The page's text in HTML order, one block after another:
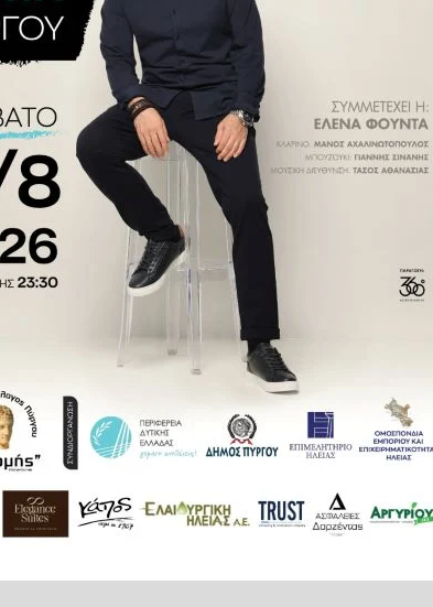
92 ασθενείς στις
και 13 στην
55 ασθενείς στην
στο ευρύ κοινό από
ΠΑΤΡΩΝ